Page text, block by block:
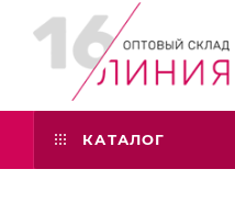
КАТАЛОГ